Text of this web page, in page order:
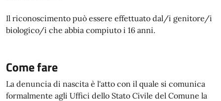
Il riconoscimento può essere effettuato dal/i genitore/i
biologico/i che abbia compiuto i 16 anni.
Come fare
La denuncia di nascita è l'atto con il quale si comunica
formalmente agli Uffici dello Stato Civile del Comune la